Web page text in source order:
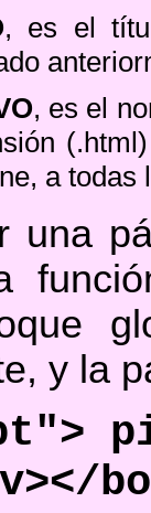
, es el
, es el
a todas
una
y la